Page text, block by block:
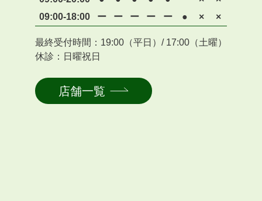
09:00-18:00
ー ー ー ー ー ● × ×
最終受付時間：19:00（平日）/ 17:00（土曜）
休診：日曜祝日
店舗一覧